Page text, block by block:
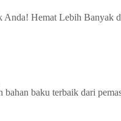
Anda! Hemat Lebih Banyak
bahan baku terbaik dari